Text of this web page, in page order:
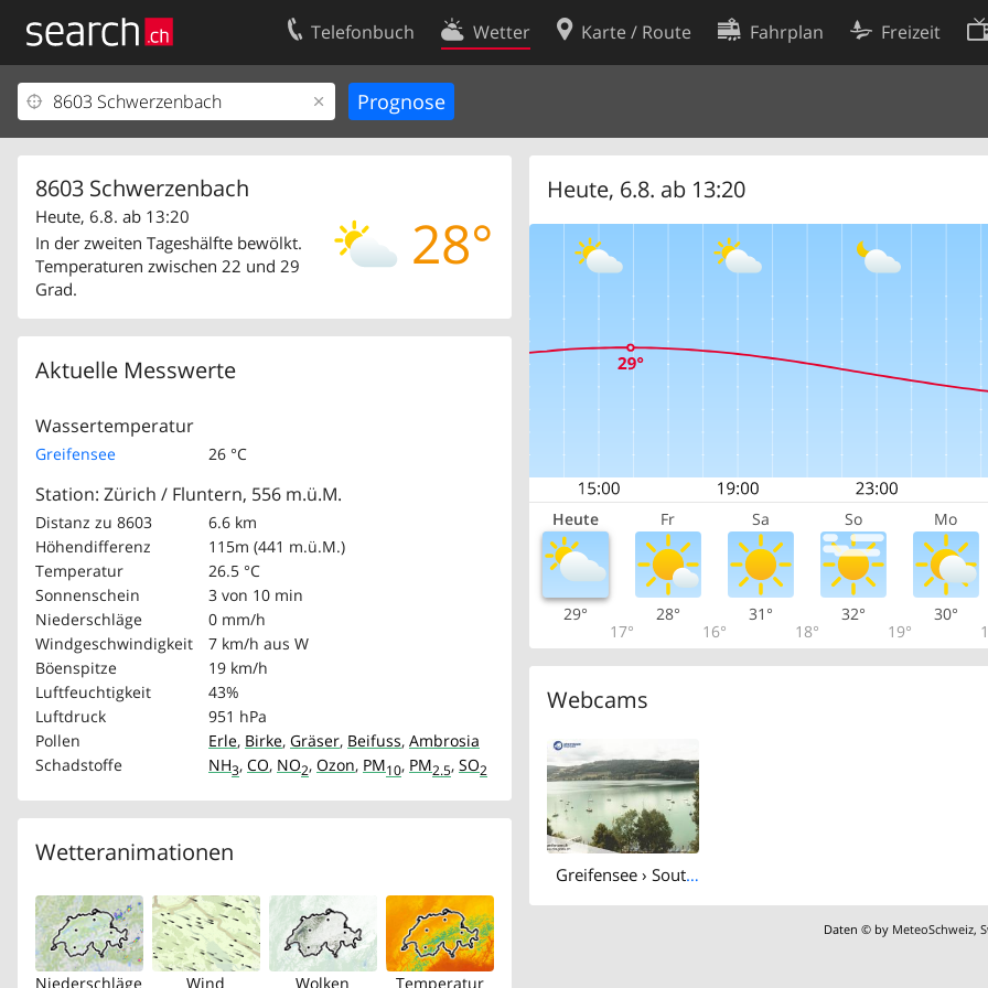
Telefonbuch Wetter Karte / Route Fahrplan Freizeit
8603 Schwerzenbach
28°
Heute, 6.8. ab 13:20
In der zweiten Tageshälfte bewölkt.
Temperaturen zwischen 22 und 29
Grad.
Aktuelle Messwerte
Wassertemperatur
Greifensee 26 °C
Station: Zürich / Fluntern, 556 m.ü.M.
Distanz zu 8603
6.6 km
Höhendifferenz
115m (441 m.ü.M.)
Temperatur
26.5 °C
Sonnenschein
3 von 10 min
Niederschläge
0 mm/h
Windgeschwindigkeit
7 km/h aus W
Böenspitze
19 km/h
Luftfeuchtigkeit
43%
Luftdruck
951 hPa
Pollen
Erle, Birke, Gräser, Beifuss, Ambrosia
Schadstoffe
NH3, CO, NO2, Ozon, PM10, PM2.5, SO2
Wetteranimationen
Niederschläge Wind Wolken Temperatur
Heute, 6.8. ab 13:20
Heute Fr Sa So Mo
29°
17°
28°
16°
31°
18°
32°
19°
30°
Webcams
Greifensee › South-west: Schloss Greifensee
Daten © by MeteoSchweiz,
Ihr Eintrag
Kundencenter Geschäftskunden
Kontakt
Nutzungsbedingungen
Cookie-Einstellungen